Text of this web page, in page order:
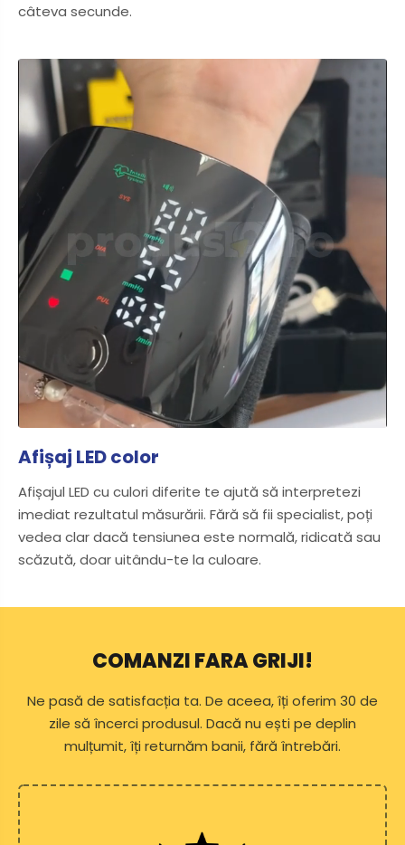
câteva secunde.
Afișaj LED color
Afișajul LED cu culori diferite te ajută să interpretezi
imediat rezultatul măsurării. Fără să fii specialist, poți
vedea clar dacă tensiunea este normală, ridicată sau
scăzută, doar uitându-te la culoare.
COMANZI FARA GRIJI!
Ne pasă de satisfacția ta. De aceea, îți oferim 30 de
zile să încerci produsul. Dacă nu ești pe deplin
mulțumit, îți returnăm banii, fără întrebări.